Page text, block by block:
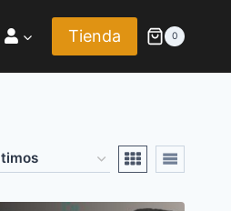
Tienda 0